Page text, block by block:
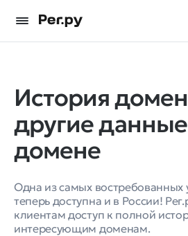
История
другие
домене
Одна из самых востребованных
теперь доступна и в России!
клиентам доступ к полной
интересующим доменам.